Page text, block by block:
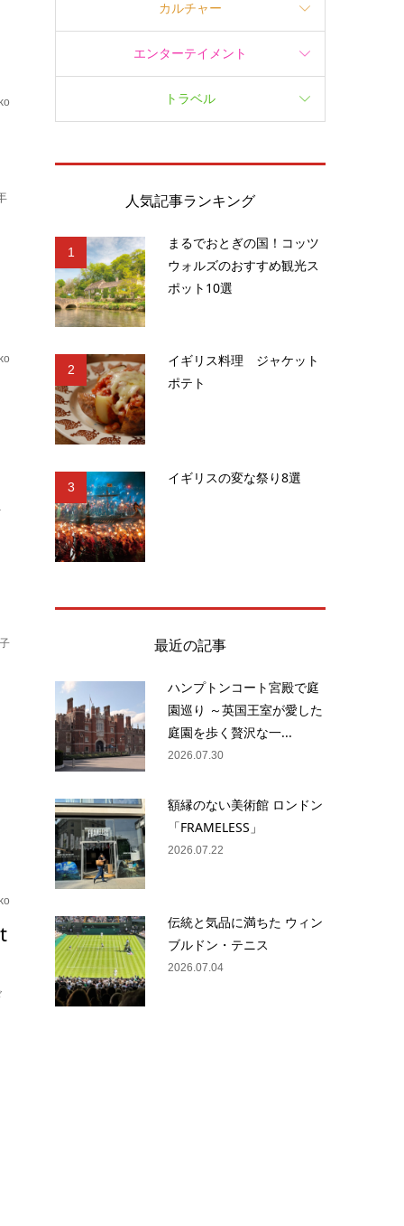
カルチャー
エンターテイメント
トラベル
人気記事ランキング
1
まるでおとぎの国！コッツ
ウォルズのおすすめ観光ス
ポット10選
2
イギリス料理 ジャケット
ポテト
3
イギリスの変な祭り8選
最近の記事
ハンプトンコート宮殿で庭
園巡り ～英国王室が愛した
庭園を歩く贅沢な一...
2026.07.30
額縁のない美術館 ロンドン
「FRAMELESS」
2026.07.22
伝統と気品に満ちた ウィン
ブルドン・テニス
2026.07.04